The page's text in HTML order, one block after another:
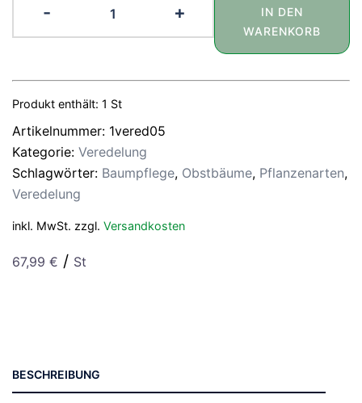
-
Schacht
Edition
Menge
+
IN DEN
WARENKORB
Produkt enthält: 1 St
Artikelnummer: 1vered05
Kategorie: Veredelung
Schlagwörter: Baumpflege, Obstbäume, Pflanzenarten,
Veredelung
inkl. MwSt. zzgl. Versandkosten
67,99 € / St
BESCHREIBUNG